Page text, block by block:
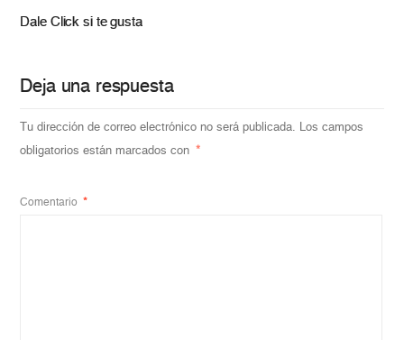
Dale Click si te gusta
Deja una respuesta
Tu dirección de correo electrónico no será publicada. Los campos
obligatorios están marcados con *
Comentario *